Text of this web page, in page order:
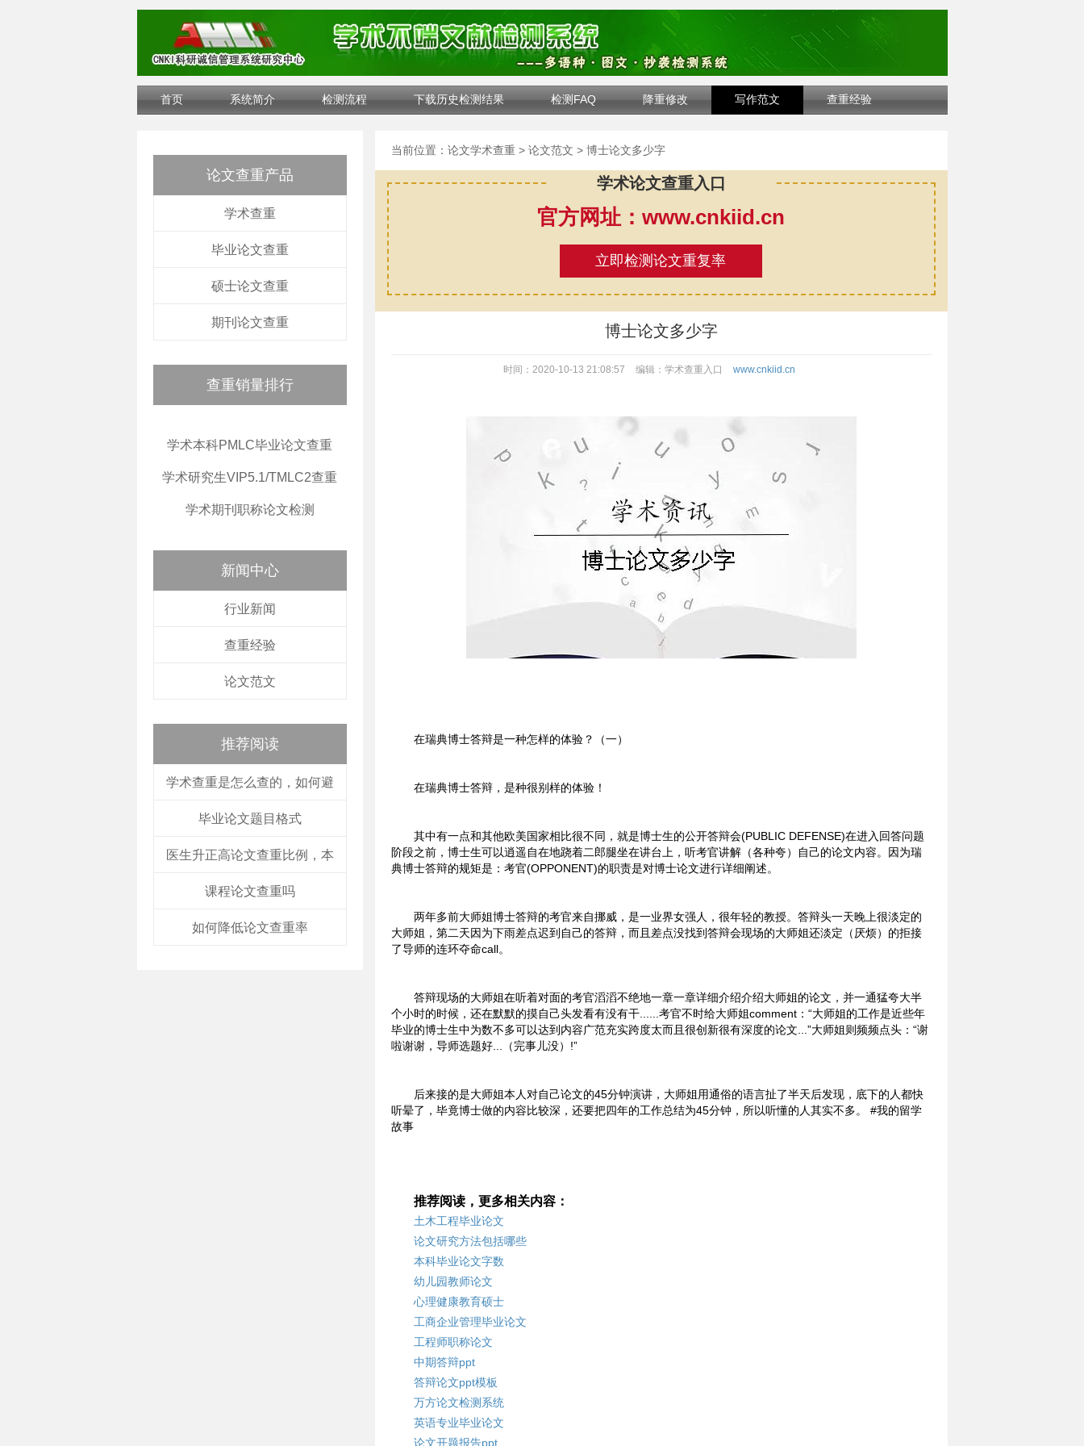
首页 系统简介 检测流程 下载历史检测结果 检测FAQ 降重修改 写作范文 查重经验
论文查重产品
学术查重
毕业论文查重
硕士论文查重
期刊论文查重
查重销量排行
学术本科PMLC毕业论文查重
学术研究生VIP5.1/TMLC2查重
学术期刊职称论文检测
新闻中心
行业新闻
查重经验
论文范文
推荐阅读
学术查重是怎么查的，如何避
毕业论文题目格式
医生升正高论文查重比例，本
课程论文查重吗
如何降低论文查重率
当前位置： 论文学术查重> 论文范文 > 博士论文多少字
学术论文查重入口
官方网址：www.cnkiid.cn
立即检测论文重复率
博士论文多少字
时间：2020-10-13 21:08:57 编辑：学术查重入口 www.cnkiid.cn
在瑞典博士答辩是一种怎样的体验？（一）
在瑞典博士答辩，是种很别样的体验！
其中有一点和其他欧美国家相比很不同，就是博士生的公开答辩会(PUBLIC DEFENSE)在进入回答问题
阶段之前，博士生可以逍遥自在地跷着二郎腿坐在讲台上，听考官讲解（各种夸）自己的论文内容。因为瑞
典博士答辩的规矩是：考官(OPPONENT)的职责是对博士论文进行详细阐述。
两年多前大师姐博士答辩的考官来自挪威，是一业界女强人，很年轻的教授。答辩头一天晚上很淡定的
大师姐，第二天因为下雨差点迟到自己的答辩，而且差点没找到答辩会现场的大师姐还淡定（厌烦）的拒接
了导师的连环夺命call。
答辩现场的大师姐在听着对面的考官滔滔不绝地一章一章详细介绍介绍大师姐的论文，并一通猛夸大半
个小时的时候，还在默默的摸自己头发看有没有干......考官不时给大师姐comment：“大师姐的工作是近些年
毕业的博士生中为数不多可以达到内容广范充实跨度太而且很创新很有深度的论文...”大师姐则频频点头：“谢
啦谢谢，导师选题好...（完事儿没）!”
后来接的是大师姐本人对自己论文的45分钟演讲，大师姐用通俗的语言扯了半天后发现，底下的人都快
听晕了，毕竟博士做的内容比较深，还要把四年的工作总结为45分钟，所以听懂的人其实不多。 #我的留学
故事
推荐阅读，更多相关内容：
土木工程毕业论文
论文研究方法包括哪些
本科毕业论文字数
幼儿园教师论文
心理健康教育硕士
工商企业管理毕业论文
工程师职称论文
中期答辩ppt
答辩论文ppt模板
万方论文检测系统
英语专业毕业论文
论文开题报告ppt